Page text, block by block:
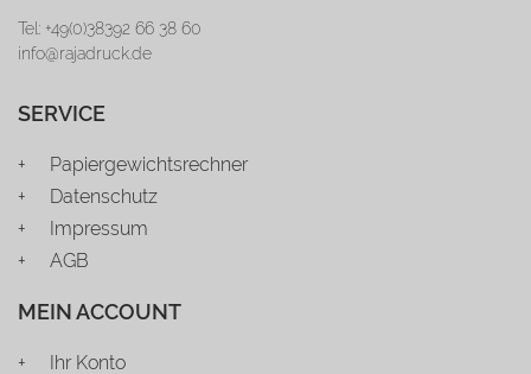
Tel: +49(0)38392 66 38 60
info@rajadruck.de
SERVICE
Papiergewichtsrechner
Datenschutz
Impressum
AGB
MEIN ACCOUNT
Ihr Konto